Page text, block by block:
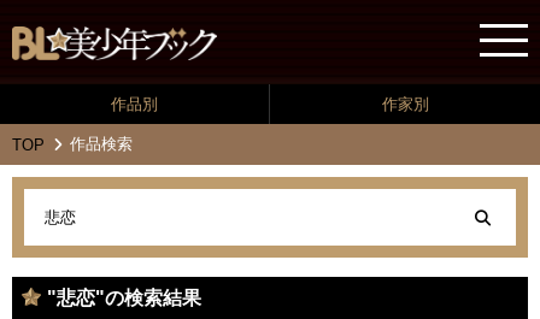
作品別 作家別
TOP 作品検索
"悲恋"の検索結果